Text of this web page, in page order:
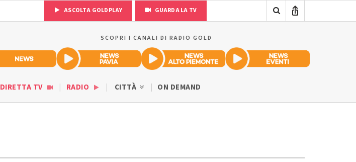
ASCOLTA GOLDPLAY GUARDA LA TV
SCOPRI I CANALI DI RADIO GOLD
DIRETTA TV RADIO CITTÀ ON DEMAND